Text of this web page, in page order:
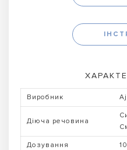
Виробник
Діюча речовина
Дозування